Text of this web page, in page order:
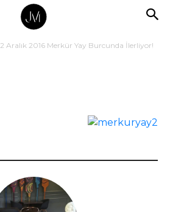
Aralık 2016 Merkür Yay Burcunda İlerliyor!